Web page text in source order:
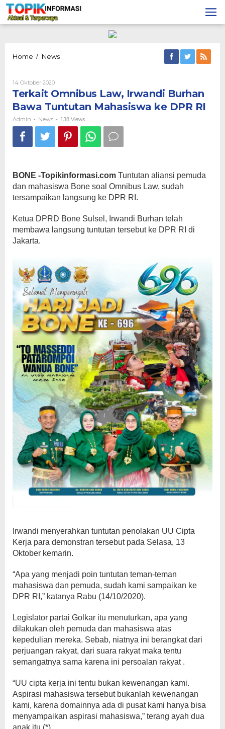
Lewati
konten
Home / NewsTerkait
Burhan
Tuntutan
Mahasiswa
ke
DPR
RI
14 Oktober 2020Oleh
Admin
Terkait Omnibus Law, Irwandi Burhan
Bawa Tuntutan Mahasiswa ke DPR RI
Admin - News - 138 Views
BONE -Topikinformasi.com Tuntutan aliansi pemuda
dan mahasiswa Bone soal Omnibus Law, sudah
tersampaikan langsung ke DPR RI.
Ketua DPRD Bone Sulsel, Irwandi Burhan telah
membawa langsung tuntutan tersebut ke DPR RI di
Jakarta.
Irwandi menyerahkan tuntutan penolakan UU Cipta
Kerja para demonstran tersebut pada Selasa, 13
Oktober kemarin.
“Apa yang menjadi poin tuntutan teman-teman
mahasiswa dan pemuda, sudah kami sampaikan ke
DPR RI,” katanya Rabu (14/10/2020).
Legislator partai Golkar itu menuturkan, apa yang
dilakukan oleh pemuda dan mahasiswa atas
kepedulian mereka. Sebab, niatnya ini berangkat dari
perjuangan rakyat, dari suara rakyat maka tentu
semangatnya sama karena ini persoalan rakyat .
“UU cipta kerja ini tentu bukan kewenangan kami.
Aspirasi mahasiswa tersebut bukanlah kewenangan
kami, karena domainnya ada di pusat kami hanya bisa
menyampaikan aspirasi mahasiswa,” terang ayah dua